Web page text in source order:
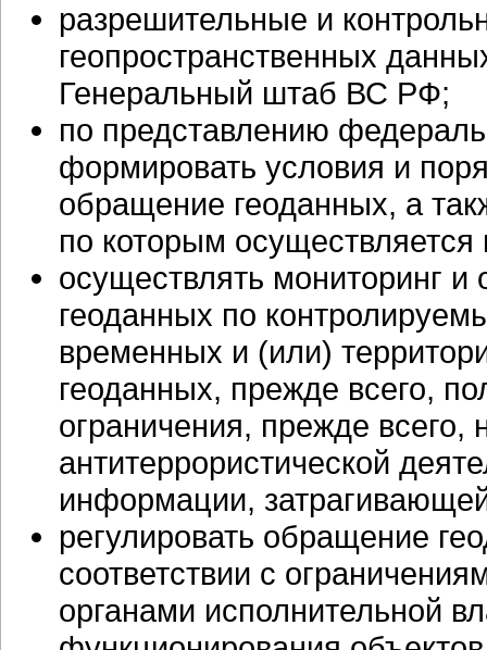
разрешительные и
геопространственных
Генеральный штаб ВС РФ;
по представлению
формировать условия и
обращение геоданных, а
по которым осуществляется
осуществлять мониторинг
геоданных по
временных и (или)
геоданных, прежде всего,
ограничения, прежде
антитеррористической
информации,
регулировать обращение
соответствии с
органами исполнительной